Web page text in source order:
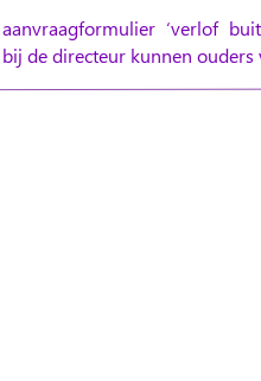
aanvraagformulier ‘verlof
de directeur kunnen ouders